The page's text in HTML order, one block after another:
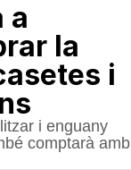
a
la
i
i enguany
comptarà amb